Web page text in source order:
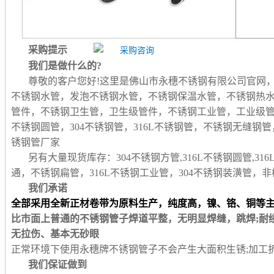
采购提示
我们是做什么的?
尊敬的客户您好!这里是佛山市永穗不锈钢有限公司官网
不锈钢水管，发泡不锈钢水管，不锈钢保温水管，不锈钢热
管件，不锈钢卫生管，卫生级管件，不锈钢工业管，工业级
不锈钢圆管，304不锈钢管，316L不锈钢管，不锈钢无缝钢
锈钢管厂家
另有大量现货库存：304不锈钢方管,316L不锈钢圆管
通，不锈钢扁管，316L不锈钢工业管，304不锈钢装潢管，
我们承诺
全部采用全新正材卷带为原料生产，纯度高，镍、铬、铜等
比市面上普通的不锈钢管子焊道平整，无明显焊缝，跳焊;耐
无拉伤、基本无砂眼
正常环境下使用永穗牌不锈钢管子不会产生大面积生锈;加
我们保证做到